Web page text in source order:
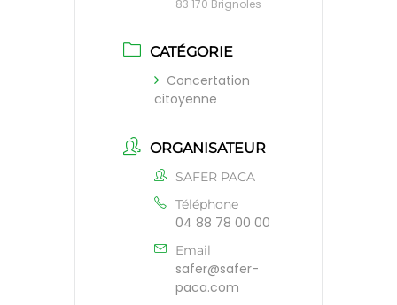
83 170 Brignoles
CATÉGORIE
Concertation
citoyenne
ORGANISATEUR
SAFER PACA
Téléphone
04 88 78 00 00
Email
safer@safer-
paca.com